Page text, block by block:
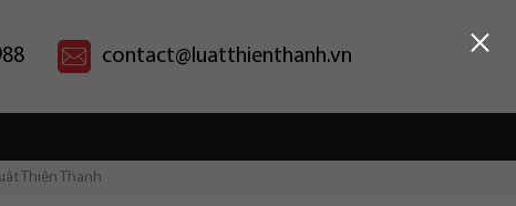
contact@luatthienthanh.vn
Thiên Thanh
×